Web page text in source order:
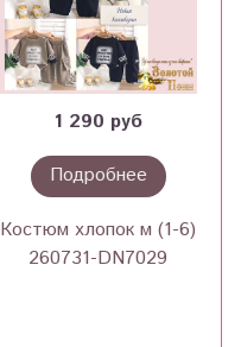
1 290 руб
Подробнее
Костюм хлопок м (1-6)
260731-DN7029